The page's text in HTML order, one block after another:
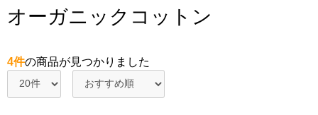
オーガニックコットン
4件の商品が見つかりました